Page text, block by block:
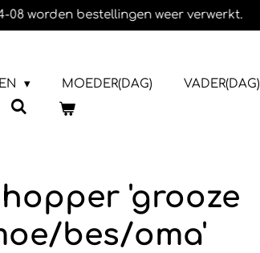
08 worden bestellingen weer verwerkt.
MOEDER(DAG) VADER(DAG)
'grooze
bes/oma'